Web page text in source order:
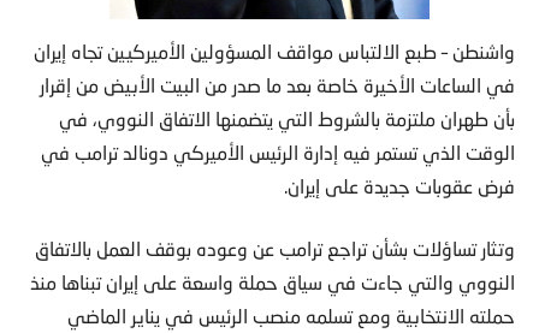
واشنطن – طبع الالتباس مواقف المسؤولين الأميركيين تجاه إيران
في الساعات الأخيرة خاصة بعد ما صدر من البيت الأبيض من إقرار
بأن طهران ملتزمة بالشروط التي يتضمنها الاتفاق النووي، في
الوقت الذي تستمر فيه إدارة الرئيس الأميركي دونالد ترامب في
فرض عقوبات جديدة على إيران.
وتثار تساؤلات بشأن تراجع ترامب عن وعوده بوقف العمل بالاتفاق
النووي والتي جاءت في سياق حملة واسعة على إيران تبناها منذ
حملته الانتخابية ومع تسلمه منصب الرئيس في يناير الماضي